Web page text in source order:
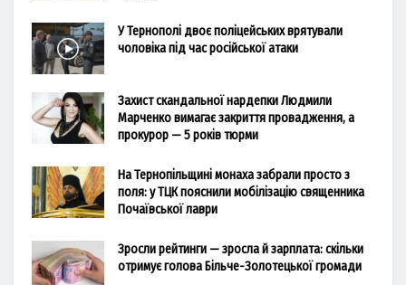
У Тернополі двоє поліцейських врятували
чоловіка під час російської атаки
Захист скандальної нардепки Людмили
Марченко вимагає закриття провадження, а
прокурор — 5 років тюрми
На Тернопільщині монаха забрали просто з
поля: у ТЦК пояснили мобілізацію священника
Почаївської лаври
Зросли рейтинги — зросла й зарплата: скільки
отримує голова Більче-Золотецької громади